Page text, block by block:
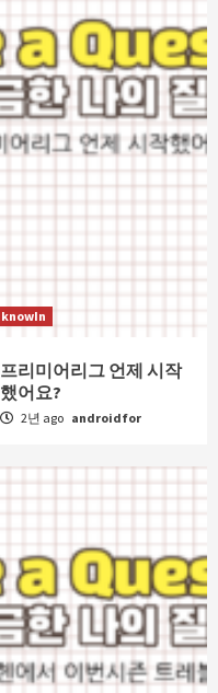
knowIn
프리미어리그 언제 시작
했어요?
2년 ago androidfor